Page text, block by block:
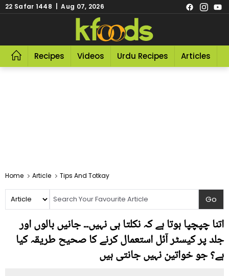
22 Safar 1448 | Aug 07, 2026
Recipes Videos Urdu Recipes Articles
Home Article Tips And Totkay
اتنا چپچپا ہوتا ہے کہ نکلتا ہی نہیں۔۔ جانیں بالوں اور
جلد پر کیسٹر آئل استعمال کرنے کا صحیح طریقہ کیا
ہے؟ جو خواتین نہیں جانتی ہیں